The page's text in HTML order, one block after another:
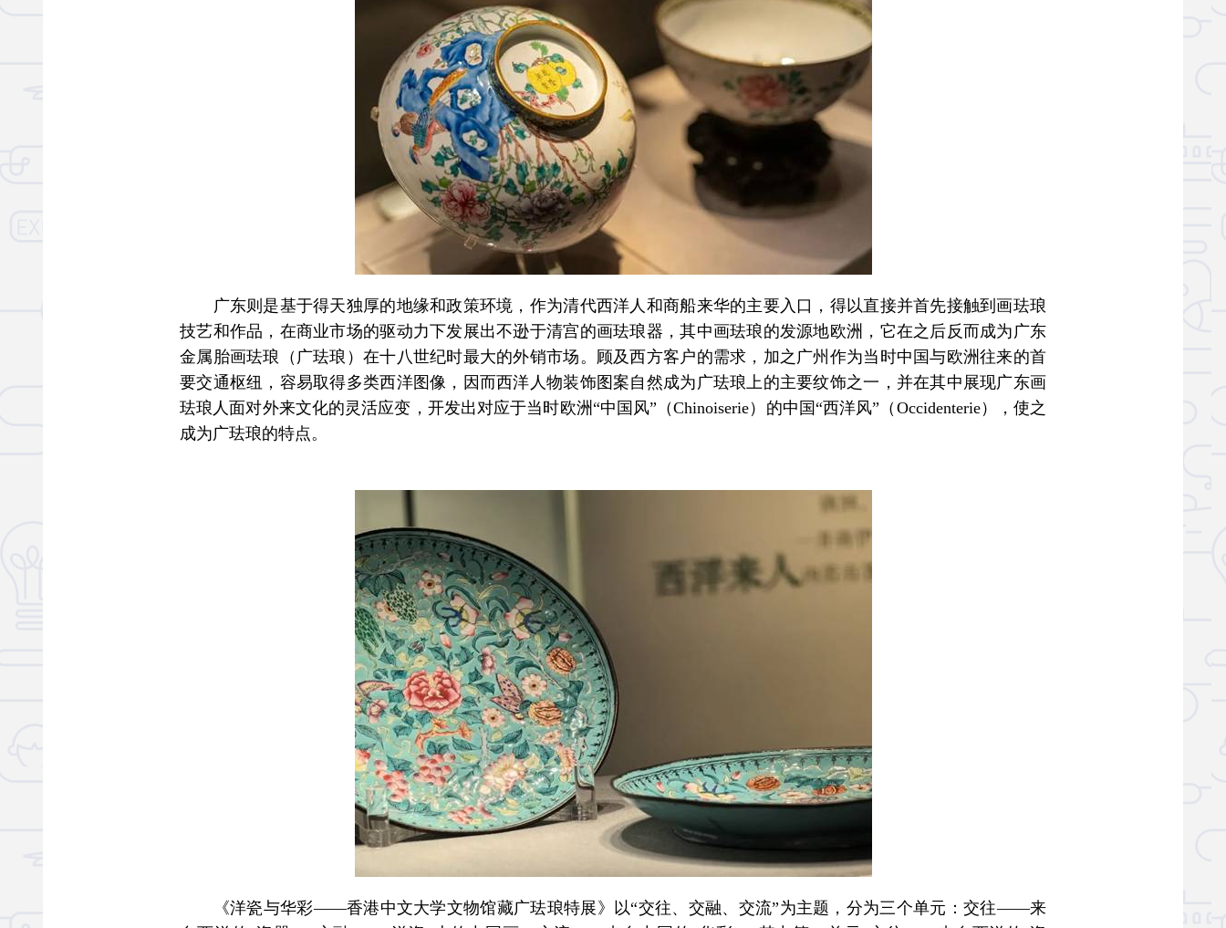
广东则是基于得天独厚的地缘和政策环境，作为清代西洋人和商船来华的主要入口，得以直接并首先接触到画珐琅
技艺和作品，在商业市场的驱动力下发展出不逊于清宫的画珐琅器，其中画珐琅的发源地欧洲，它在之后反而成为广东
金属胎画珐琅（广珐琅）在十八世纪时最大的外销市场。顾及西方客户的需求，加之广州作为当时中国与欧洲往来的首
要交通枢纽，容易取得多类西洋图像，因而西洋人物装饰图案自然成为广珐琅上的主要纹饰之一，并在其中展现广东画
珐琅人面对外来文化的灵活应变，开发出对应于当时欧洲“中国风”（Chinoiserie）的中国“西洋风”（Occidenterie），使之
成为广珐琅的特点。
《洋瓷与华彩——香港中文大学文物馆藏广珐琅特展》以“交往、交融、交流”为主题，分为三个单元：交往——来